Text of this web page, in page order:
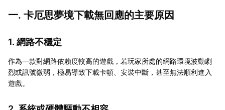
一. 卡厄思夢境下載無回應的主要原因
1. 網路不穩定
作為一款對網路依賴度較高的遊戲，若玩家所處的網路環境波動劇
烈或訊號微弱，極易導致下載卡頓、安裝中斷，甚至無法順利進入
遊戲。